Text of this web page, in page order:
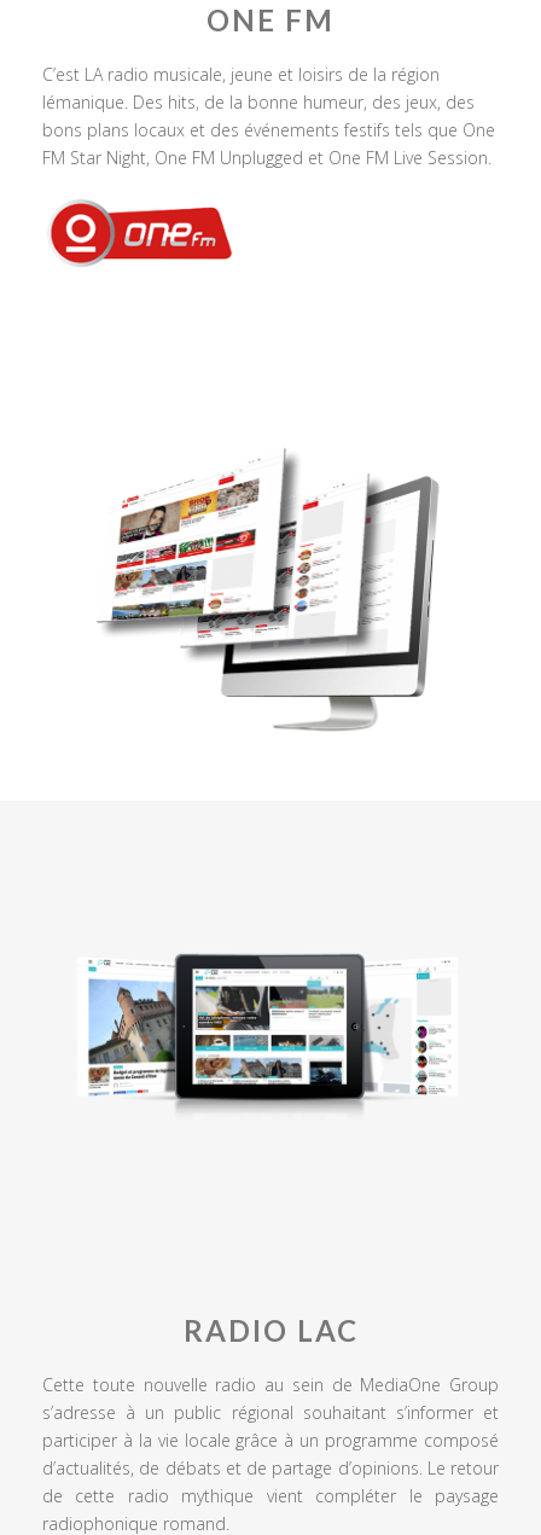
ONE FM
C’est LA radio musicale, jeune et loisirs de la région
lémanique. Des hits, de la bonne humeur, des jeux, des
bons plans locaux et des événements festifs tels que One
FM Star Night, One FM Unplugged et One FM Live Session.
RADIO LAC
Cette toute nouvelle radio au sein de MediaOne Group
s’adresse à un public régional souhaitant s’informer et
participer à la vie locale grâce à un programme composé
d’actualités, de débats et de partage d’opinions. Le retour
de cette radio mythique vient compléter le paysage
radiophonique romand.